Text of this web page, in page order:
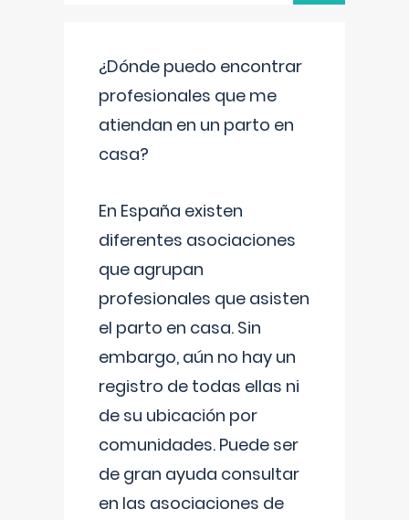
¿Dónde puedo encontrar
profesionales que me
atiendan en un parto en
casa?
En España existen
diferentes asociaciones
que agrupan
profesionales que asisten
el parto en casa. Sin
embargo, aún no hay un
registro de todas ellas ni
de su ubicación por
comunidades. Puede ser
de gran ayuda consultar
en las asociaciones de